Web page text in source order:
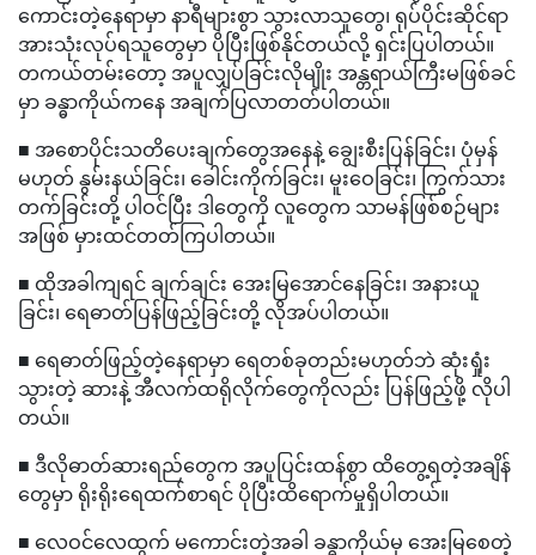
ကောင်းတဲ့နေရာမှာ နာရီများစွာ သွားလာသူတွေ၊ ရုပ်ပိုင်းဆိုင်ရာ
အားသုံးလုပ်ရသူတွေမှာ ပိုပြီးဖြစ်နိုင်တယ်လို့ ရှင်းပြပါတယ်။
တကယ်တမ်းတော့ အပူလျှပ်ခြင်းလိုမျိုး အန္တရာယ်ကြီးမဖြစ်ခင်
မှာ ခန္ဓာကိုယ်ကနေ အချက်ပြလာတတ်ပါတယ်။
■ အစောပိုင်းသတိပေးချက်တွေအနေနဲ့ ချွေးစီးပြန်ခြင်း၊ ပုံမှန်
မဟုတ် နွမ်းနယ်ခြင်း၊ ခေါင်းကိုက်ခြင်း၊ မူးဝေခြင်း၊ ကြွက်သား
တက်ခြင်းတို့ ပါဝင်ပြီး ဒါတွေကို လူတွေက သာမန်ဖြစ်စဉ်များ
အဖြစ် မှားထင်တတ်ကြပါတယ်။
■ ထိုအခါကျရင် ချက်ချင်း အေးမြအောင်နေခြင်း၊ အနားယူ
ခြင်း၊ ရေဓာတ်ပြန်ဖြည့်ခြင်းတို့ လိုအပ်ပါတယ်။
■ ရေဓာတ်ဖြည့်တဲ့နေရာမှာ ရေတစ်ခုတည်းမဟုတ်ဘဲ ဆုံးရှုံး
သွားတဲ့ ဆားနဲ့ အီလက်ထရိုလိုက်တွေကိုလည်း ပြန်ဖြည့်ဖို့ လိုပါ
တယ်။
■ ဒီလိုဓာတ်ဆားရည်တွေက အပူပြင်းထန်စွာ ထိတွေ့ရတဲ့အချိန်
တွေမှာ ရိုးရိုးရေထက်စာရင် ပိုပြီးထိရောက်မှုရှိပါတယ်။
■ လေဝင်လေထွက် မကောင်းတဲ့အခါ ခန္ဓာကိုယ်မှ အေးမြစေတဲ့